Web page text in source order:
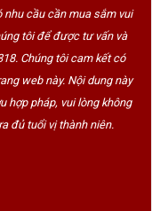
nhu cầu cần mua sắm vui
tôi để được tư vấn và
Chúng tôi cam kết có
web này. Nội dung này
hợp pháp, vui lòng không
đủ tuổi vị thành niên.